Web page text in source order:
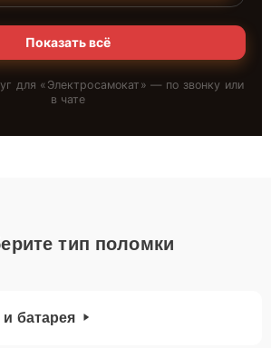
Показать всё
для « Электросамокат » — по звонку или
в чате
тип поломки
батарея